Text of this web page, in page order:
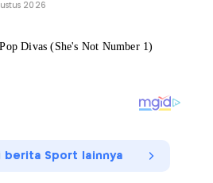
2026
berita Sport lainnya